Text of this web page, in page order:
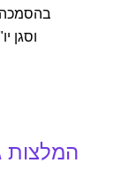
בהסמכה
וסגן